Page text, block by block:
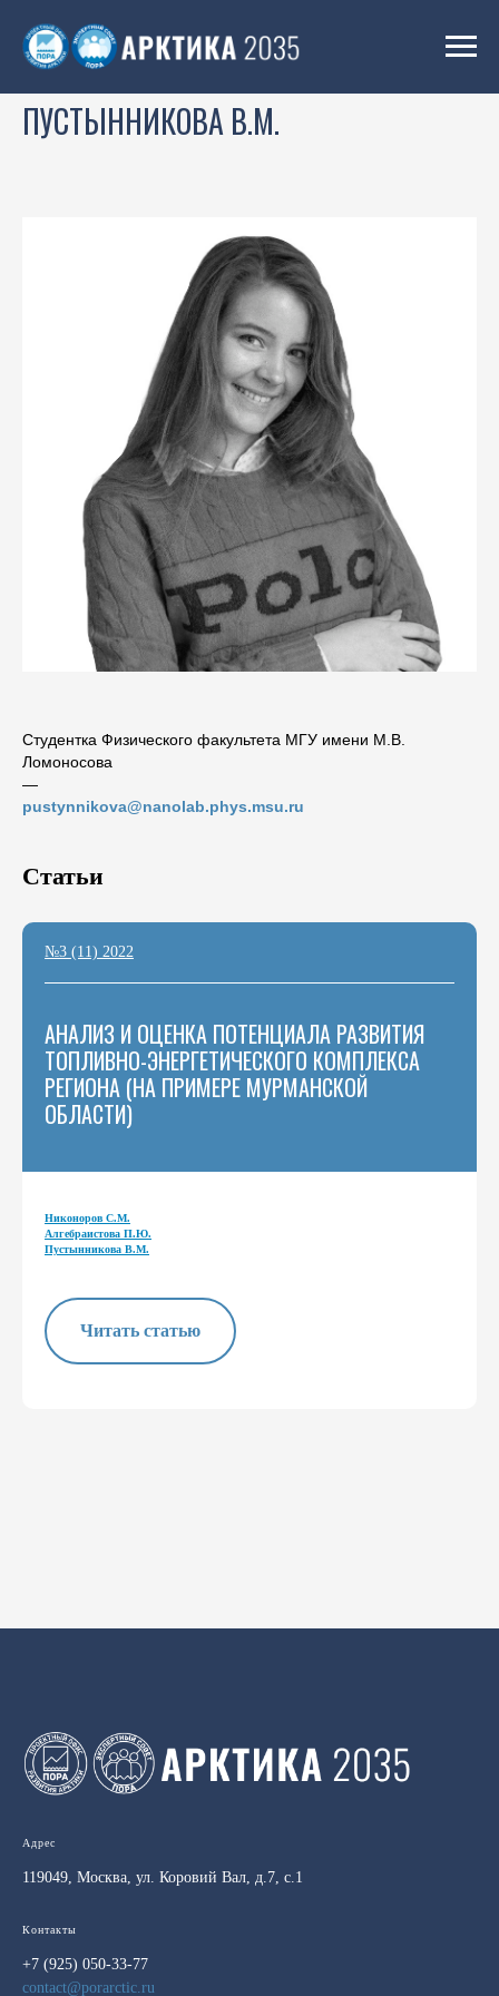
ПУСТЫННИКОВА В.М.
Студентка Физического факультета МГУ имени М.В.
Ломоносова
―
pustynnikova@nanolab.phys.msu.ru
Статьи
№3 (11) 2022
АНАЛИЗ И ОЦЕНКА ПОТЕНЦИАЛА РАЗВИТИЯ
ТОПЛИВНО-ЭНЕРГЕТИЧЕСКОГО КОМПЛЕКСА
РЕГИОНА (НА ПРИМЕРЕ МУРМАНСКОЙ
ОБЛАСТИ)
Никоноров С.М.
Алгебраистова П.Ю.
Пустынникова В.М.
Читать статью
Адрес
119049, Москва, ул. Коровий Вал, д.7, с.1
Контакты
+7 (925) 050-33-77
contact@porarctic.ru